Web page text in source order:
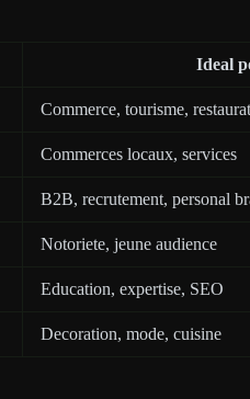
Ideal
Commerce, tourisme,
Commerces locaux, services
B2B, recrutement, personal
Notoriete, jeune audience
Education, expertise, SEO
Decoration, mode, cuisine